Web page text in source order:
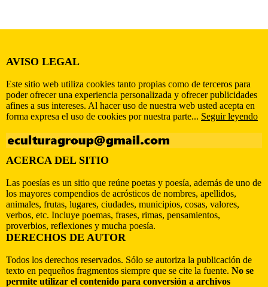
AVISO LEGAL
Este sitio web utiliza cookies tanto propias como de terceros para
poder ofrecer una experiencia personalizada y ofrecer publicidades
afines a sus intereses. Al hacer uso de nuestra web usted acepta en
forma expresa el uso de cookies por nuestra parte... Seguir leyendo
ACERCA DEL SITIO
Las poesías es un sitio que reúne poetas y poesía, además de uno de
los mayores compendios de acrósticos de nombres, apellidos,
animales, frutas, lugares, ciudades, municipios, cosas, valores,
verbos, etc. Incluye poemas, frases, rimas, pensamientos,
proverbios, reflexiones y mucha poesía.
DERECHOS DE AUTOR
Todos los derechos reservados. Sólo se autoriza la publicación de
texto en pequeños fragmentos siempre que se cite la fuente. No se
permite utilizar el contenido para conversión a archivos